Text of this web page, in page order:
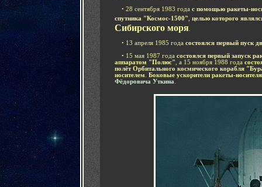
• 28 сентября 1983 года с помощью ракеты-
спутника "Космос-1500"
целью которого
Сибирского моря
• 13 апреля 1985 года состоялся первый пуск
• 15 мая 1987 года состоялся первый запуск
аппаратом "Полюс" , а 15 ноября 1988 года
полёт Орбитального космического корабля
носителем
Боковые ускорители ракеты-
Фёдоровича Уткина